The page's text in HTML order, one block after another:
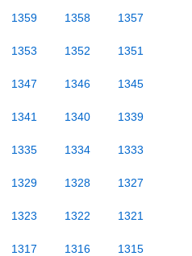
1359 1358 1357
1353 1352 1351
1347 1346 1345
1341 1340 1339
1335 1334 1333
1329 1328 1327
1323 1322 1321
1317 1316 1315